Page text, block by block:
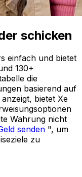
schicken
einfach und bietet
130+
die
basierend auf
bietet Xe
Währung nicht
senden ", um
zu